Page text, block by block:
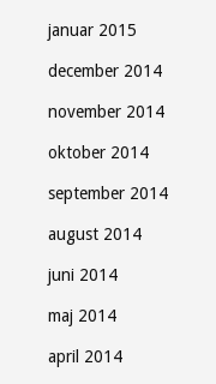
januar 2015
december 2014
november 2014
oktober 2014
september 2014
august 2014
juni 2014
maj 2014
april 2014